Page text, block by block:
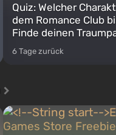
Quiz: Welcher
dem Romance Club
Finde deinen
6 Tage zurück